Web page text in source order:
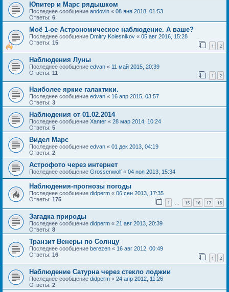
Юпитер и Марс рядышком
Последнее сообщение andovin « 08 янв 2018, 01:53
Ответы: 6
Моё 1-ое Астрономическое наблюдение. А ваше?
Последнее сообщение Dmitry Kolesnikov « 05 авг 2016, 15:28
Ответы: 15 1 2
Наблюдения Луны
Последнее сообщение edvan « 11 май 2015, 20:39
Ответы: 11 1 2
Наиболее яркие галактики.
Последнее сообщение edvan « 16 апр 2015, 03:57
Ответы: 3
Наблюдения от 01.02.2014
Последнее сообщение Xanter « 28 мар 2014, 10:24
Ответы: 5
Видел Марс
Последнее сообщение edvan « 01 дек 2013, 04:19
Ответы: 2
Астрофото через интернет
Последнее сообщение Grossenwolf « 04 ноя 2013, 15:34
Наблюдения-прогнозы погоды
Последнее сообщение didperm « 06 сен 2013, 17:35
Ответы: 175 1 … 15 16 17 18
Загадка природы
Последнее сообщение didperm « 21 авг 2013, 20:39
Ответы: 8
Транзит Венеры по Солнцу
Последнее сообщение berezen « 16 авг 2012, 00:49
Ответы: 16 1 2
Наблюдение Сатурна через стекло лоджии
Последнее сообщение didperm « 24 апр 2012, 11:26
Ответы: 2